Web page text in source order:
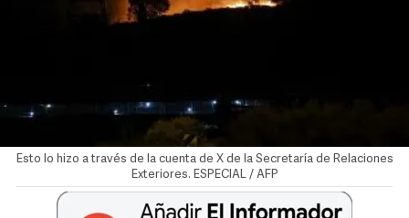
Esto lo hizo a través de la cuenta de X de la Secretaría de Relaciones
Exteriores. ESPECIAL / AFP